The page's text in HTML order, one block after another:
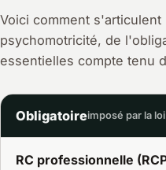
Voici comment
psychomotricité, de
essentielles compte tenu
Obligatoireimposé par la loi
RC professionnelle